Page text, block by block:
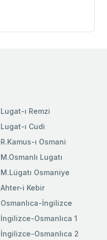
Lugat-ı Remzi
Lugat-ı Cudi
R.Kamus-ı Osmani
M.Osmanlı Lugatı
M.Lügatı Osmaniye
Ahter-i Kebir
Osmanlıca-İngilizce
İngilizce-Osmanlıca 1
İngilizce-Osmanlıca 2